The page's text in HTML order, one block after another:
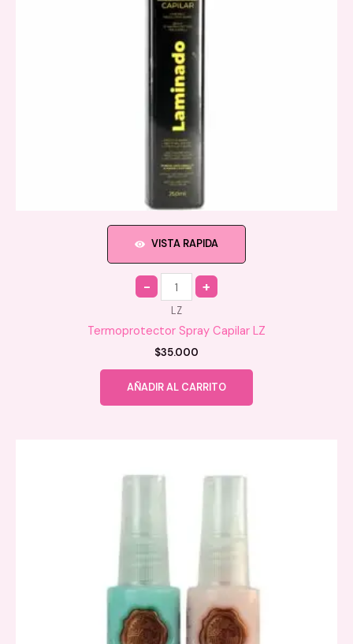
VISTA RAPIDA
Quantity
LZ
Termoprotector Spray Capilar LZ
$35.000
AÑADIR AL CARRITO